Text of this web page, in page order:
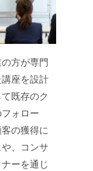
方が専門
座を設計
既存のク
ォロー
の獲得に
、コンサ
ーを通じ